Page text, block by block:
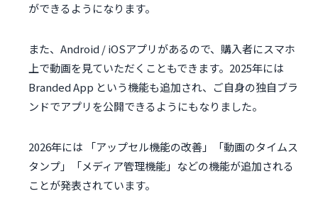
ができるようになります。
また、Android / iOSアプリがあるので、購入者にスマホ
上で動画を見ていただくこともできます。2025年には
Branded App という機能も追加され、ご自身の独自ブラ
ンドでアプリを公開できるようにもなりました。
2026年には 「アップセル機能の改善」「動画のタイムス
タンプ」「メディア管理機能」などの機能が追加される
ことが発表されています。